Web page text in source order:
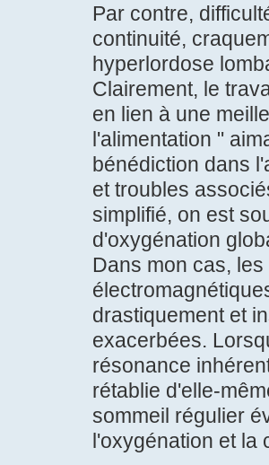
Par contre,
continuité,
hyperlordose
Clairement, le
en lien à une
l'alimentation "
bénédiction dans
et troubles
simplifié, on est
d'oxygénation
Dans mon cas,
drastiquement et
exacerbées.
résonance
rétablie d'elle-
sommeil régulier
l'oxygénation et la